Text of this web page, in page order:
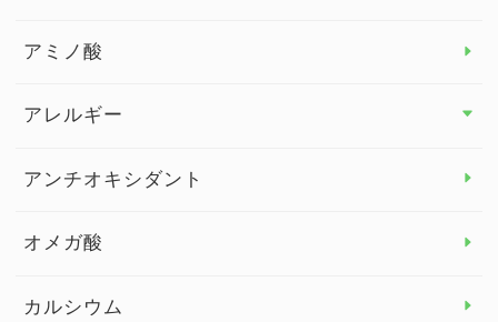
アミノ酸
アレルギー
アレルギー トップ
アンチオキシダント
オメガ酸
カルシウム